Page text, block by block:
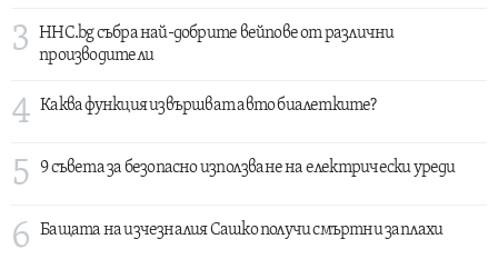
3
HHC.bg събра най-добрите вейпове от различни
производители
4 Каква функция извършват авто биалетките?
5 9 съвета за безопасно използване на електрически уреди
6 Бащата на изчезналия Сашко получи смъртни заплахи